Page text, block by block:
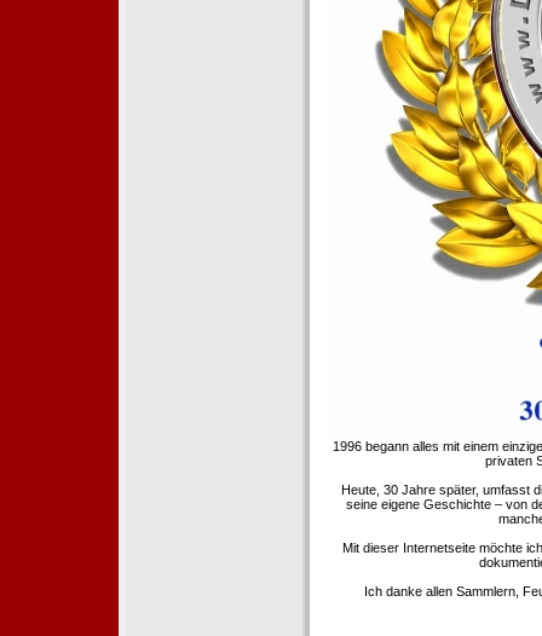
1996 begann alles mit einem
privaten
Heute, 30 Jahre später, umfasst
seine eigene Geschichte – von
Mit dieser Internetseite möchte
Ich danke allen Sammlern,